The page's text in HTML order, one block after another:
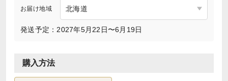
お届け地域
発送予定：2027年5月22日〜6月19日
購入方法